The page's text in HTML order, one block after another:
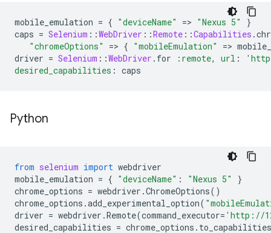
mobile_emulation = { "deviceName" => "Nexus 5"
}
caps = Selenium ::WebDriver ::Remote ::Capabilities .
"chromeOptions"
=> { "mobileEmulation" =>
driver = Selenium ::WebDriver . for :remote, url :
desired_capabilities : caps
Python
from selenium import webdriver
mobile_emulation = { "deviceName" : "Nexus 5"
}
chrome_options = webdriver .ChromeOptions()
chrome_options .add_experimental_option(
driver = webdriver .Remote(command_executor= 'http://
desired_capabilities = chrome_options . to_capabilities